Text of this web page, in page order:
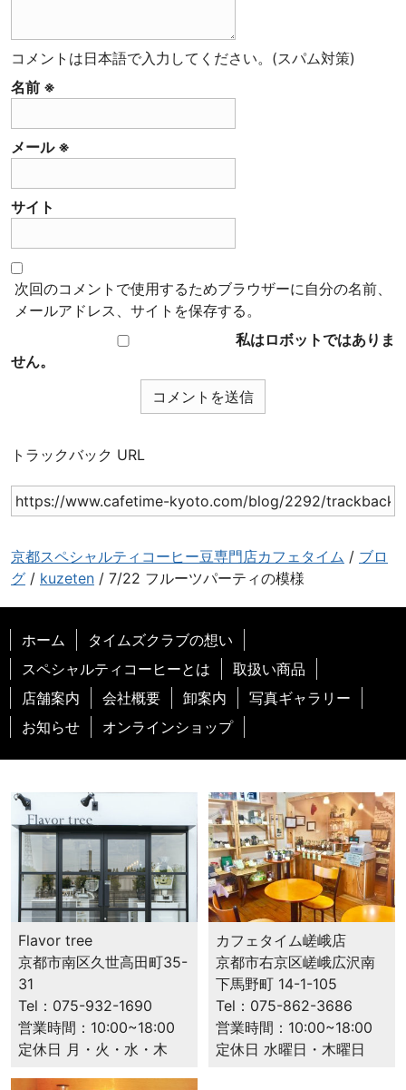
コメントは日本語で入力してください。(スパム対策)
名前 ※
メール ※
サイト
次回のコメントで使用するためブラウザーに自分の名前、
メールアドレス、サイトを保存する。
私はロボットではありま
せん。
トラックバック URL
京都スペシャルティコーヒー豆専門店カフェタイム / ブロ
グ / kuzeten / 7/22 フルーツパーティの模様
ホーム
タイムズクラブの想い
スペシャルティコーヒーとは
取扱い商品
店舗案内
会社概要 卸案内
写真ギャラリー
お知らせ
オンラインショップ
Flavor tree
京都市南区久世高田町35-
31
Tel：075-932-1690
営業時間：10:00~18:00
定休日 月・火・水・木
カフェタイム嵯峨店
京都市右京区嵯峨広沢南
下馬野町 14-1-105
Tel：075-862-3686
営業時間：10:00~18:00
定休日 水曜日・木曜日